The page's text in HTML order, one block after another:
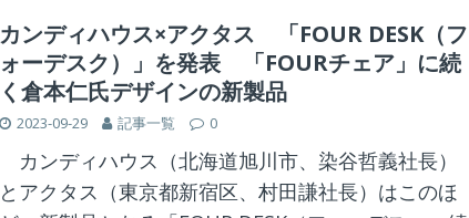
カンディハウス×アクタス 「FOUR DESK（フ
ォーデスク）」を発表 「FOURチェア」に続
く倉本仁氏デザインの新製品
2023-09-29 記事一覧 0
カンディハウス（北海道旭川市、染谷哲義社長）
とアクタス（東京都新宿区、村田謙社長）はこのほ